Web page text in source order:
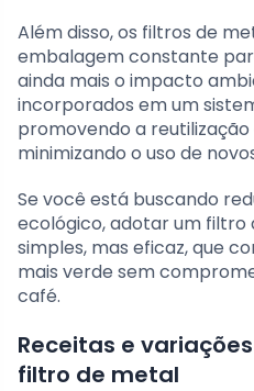
Além disso, os filtros de
embalagem constante
ainda mais o impacto
incorporados em um
promovendo a reutilização
minimizando o uso de
Se você está buscando
ecológico, adotar um filtro
simples, mas eficaz, que
mais verde sem
café.
Receitas e
filtro de metal